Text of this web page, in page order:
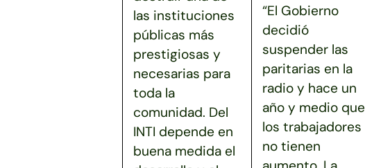
las instituciones
públicas más
prestigiosas y
necesarias para
toda la
comunidad. Del
INTI depende en
buena medida el
“El Gobierno
decidió
suspender las
paritarias en la
radio y hace un
año y medio que
los trabajadores
no tienen